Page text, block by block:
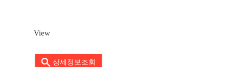
View
상세정보조회